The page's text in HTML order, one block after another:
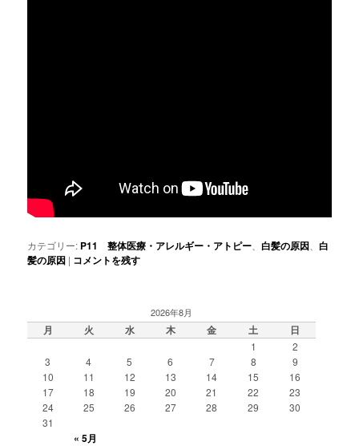
カテゴリー: P11 整体医療・アレルギー・アトピー、白髪の原因、白
髪の原因 | コメントを残す
2026年8月
月 火 水 木 金 土 日
1
2
3
4 5 6 7 8
9
10
11 12 13 14 15
16
17
18 19 20 21 22
23
24
25 26 27 28 29
30
31
« 5月